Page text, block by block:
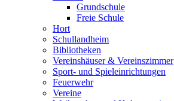
Grundschule
Freie Schule
Hort
Schullandheim
Bibliotheken
Vereinshäuser & Vereinszimmer
Sport- und Spieleinrichtungen
Feuerwehr
Vereine